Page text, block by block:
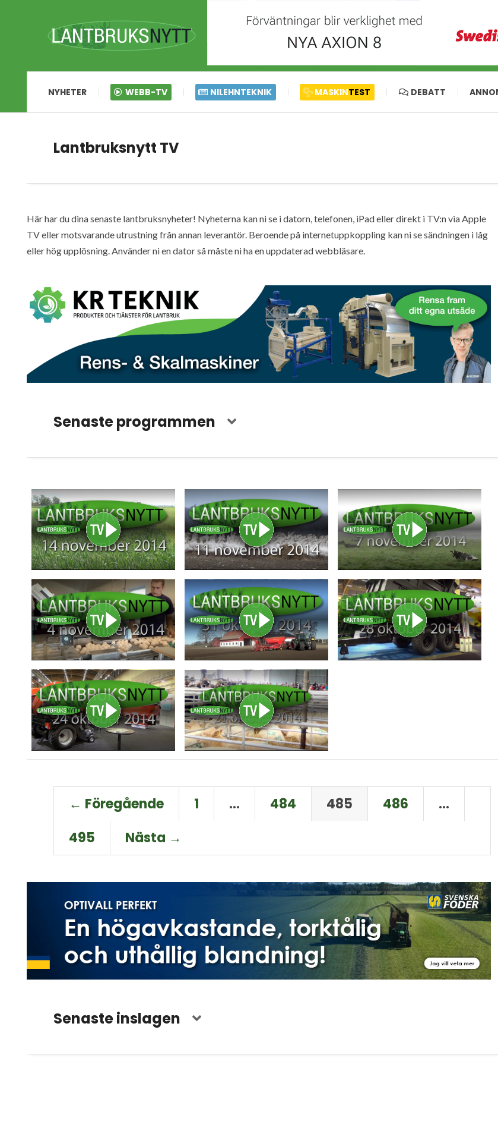
NYHETER WEBB-TV NILEHNTEKNIK MASKINTEST DEBATT
Lantbruksnytt TV
Här har du dina senaste lantbruksnyheter! Nyheterna kan ni se i datorn, telefonen, iPad eller direkt i TV:n via Apple
TV eller motsvarande utrustning från annan leverantör. Beroende på internetuppkoppling kan ni se sändningen i låg
eller hög upplösning. Använder ni en dator så måste ni ha en uppdaterad webbläsare.
Senaste programmen
← Föregående 1 … 484 485 486
…
495
Nästa →
Senaste inslagen